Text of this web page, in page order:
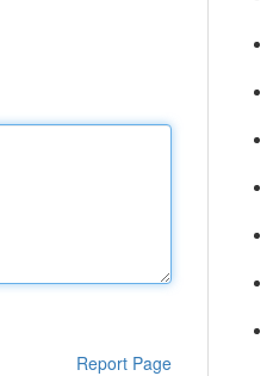
Report Page